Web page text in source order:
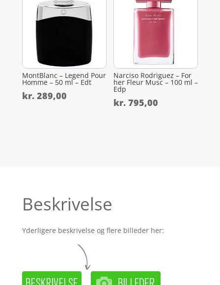
MontBlanc – Legend Pour
Homme – 50 ml – Edt
kr.289,00
Narciso Rodriguez – For
her Fleur Musc – 100 ml –
Edp
kr. 795,00
Beskrivelse
Yderligere beskrivelse og flere billeder her: